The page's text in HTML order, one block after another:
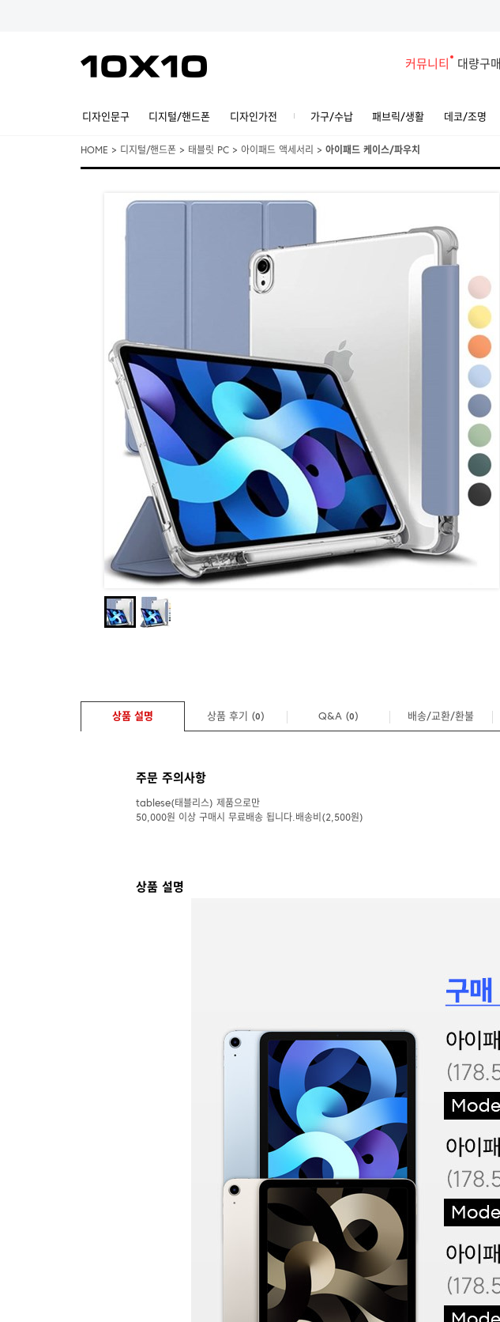
커뮤니티 대량구매
디자인문구 디지털/핸드폰 디자인가전 가구/수납 패브릭/생활 데코/조명
HOME > 디지털/핸드폰 > 태블릿 PC > 아이패드 액세서리 > 아이패드 케이스/파우치
상품 설명 상품 후기 (0) Q&A (0) 배송/교환/환불
주문 주의사항
tablese(태블리스) 제품으로만
50,000원 이상 구매시 무료배송 됩니다.배송비(2,500원)
상품 설명